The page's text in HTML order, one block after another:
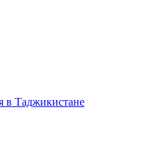
в Таджикистане